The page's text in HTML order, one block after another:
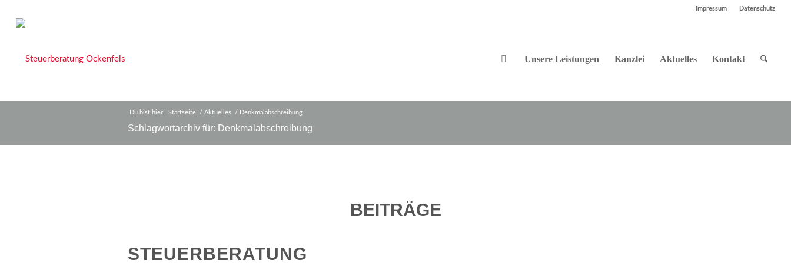
Impressum Datenschutz
Unsere Leistungen Kanzlei Aktuelles Kontakt
Schlagwortarchiv für: Denkmalabschreibung
Du bist hier: Startseite / Aktuelles / Denkmalabschreibung
BEITRÄGE
STEUERBERATUNG